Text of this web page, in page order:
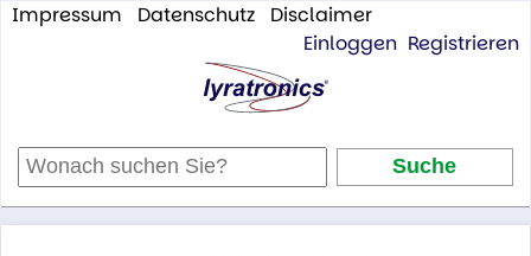
Impressum Datenschutz
Disclaimer
Einloggen Registrieren